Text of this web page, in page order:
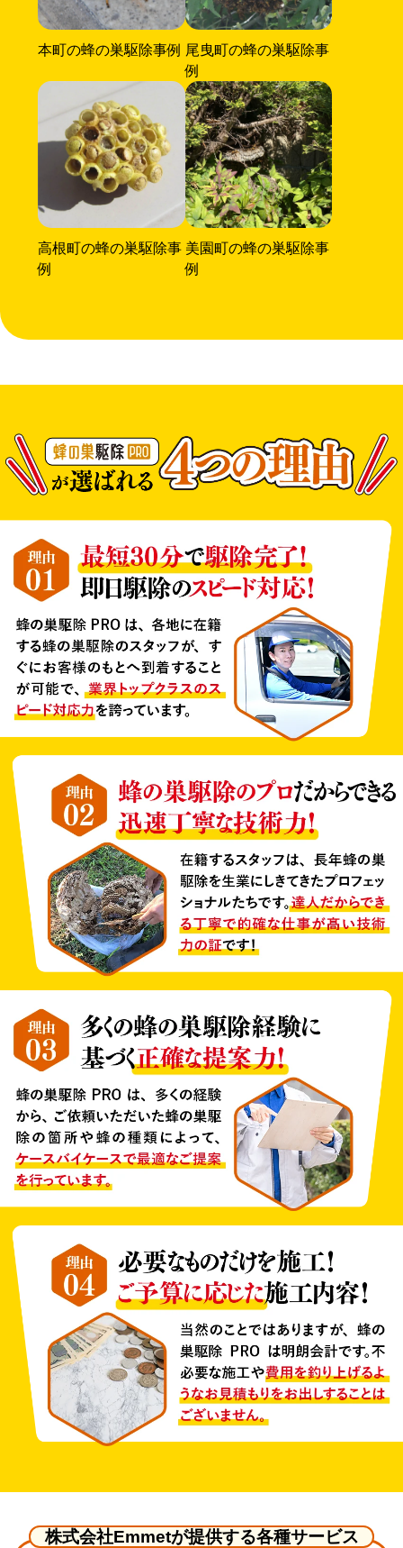
本町の蜂の巣駆除事例 尾曳町の蜂の巣駆除事
例
高根町の蜂の巣駆除事
例
美園町の蜂の巣駆除事
例
株式会社Emmetが提供する各種サービス